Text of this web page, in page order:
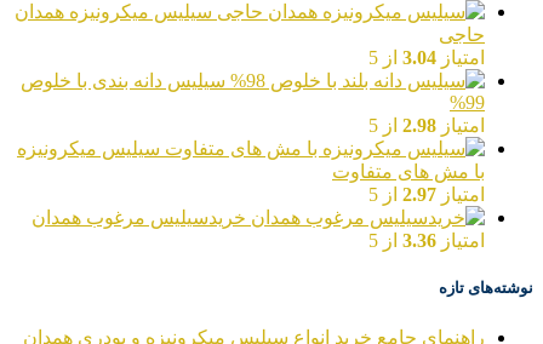
سیلیس میکرونیزه همدان
حاجی
امتیاز 3.04 از 5
سیلیس دانه بندی با خلوص
99%
امتیاز 2.98 از 5
سیلیس میکرونیزه
با مش های متفاوت
امتیاز 2.97 از 5
خریدسیلیس مرغوب همدان
امتیاز 3.36 از 5
نوشته‌های تازه
راهنمای جامع خرید انواع سیلیس میکرونیزه و پودری همدان